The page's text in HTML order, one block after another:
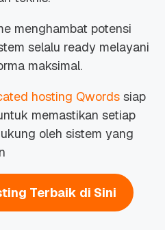
menghambat potensi
selalu ready melayani
maksimal.
hosting Qwords siap
memastikan setiap
oleh sistem yang
Terbaik di Sini